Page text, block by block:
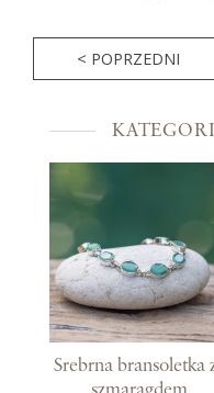
< POPRZEDNI
Srebrna bransoletka